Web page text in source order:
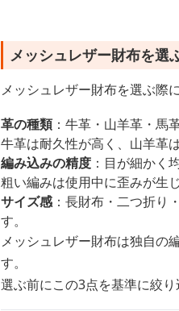
メッシュレザー財布を選
メッシュレザー財布を選ぶ際
革の種類：牛革・山羊革・馬
牛革は耐久性が高く、山羊革
編み込みの精度 ：目が細かく
粗い編みは使用中に歪みが生
サイズ感：長財布・二つ折り
す。
メッシュレザー財布は独自の
す。
選ぶ前にこの3点を基準に絞